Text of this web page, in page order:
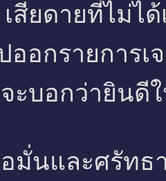
เสียดายที่ไม่ไ
ออกรายการ
จะบอกว่ายินดี
อมั่นและศรัท